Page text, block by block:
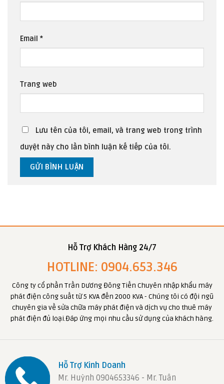
Email *
Trang web
Lưu tên của tôi, email, và trang web trong trình
duyệt này cho lần bình luận kế tiếp của tôi.
Hỗ Trợ Khách Hàng 24/7
HOTLINE: 0904.653.346
Công ty cổ phần Trần Dương Đông Tiến Chuyên nhập khẩu máy
phát điện công suất từ 5 KVA đến 2000 KVA - Chúng tôi có đội ngũ
chuyên gia về sửa chữa máy phát điện và dịch vụ cho thuê máy
phát điện đủ loại.Đáp ứng mọi nhu cầu sử dụng của khách hàng.
Hỗ Trợ Kinh Doanh
Mr. Huỳnh 0904653346 - Mr. Tuân